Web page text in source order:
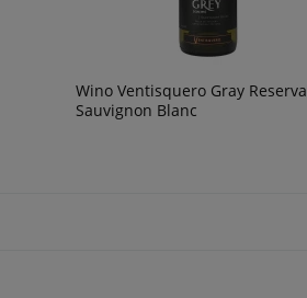
Wino Ventisquero Gray Reserva
Sauvignon Blanc